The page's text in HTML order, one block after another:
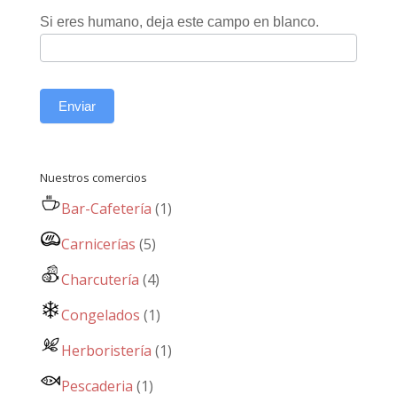
Si eres humano, deja este campo en blanco.
Enviar
Nuestros comercios
Bar-Cafetería (1)
Carnicerías (5)
Charcutería (4)
Congelados (1)
Herboristería (1)
Pescaderia (1)